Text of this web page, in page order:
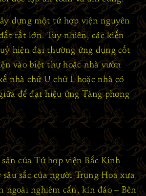
dựng một tứ hợp viện nguyên
rất lớn. Tuy nhiên, các kiến
hiện đại thường ứng dụng cốt
vào biệt thự hoặc nhà vườn
nhà chữ U chữ L hoặc nhà có
để đạt hiệu ứng Tàng phong
của Tứ hợp viện Bắc Kinh
sắc của người Trung Hoa xưa
ngoài nghiêm cẩn, kín đáo – Bên